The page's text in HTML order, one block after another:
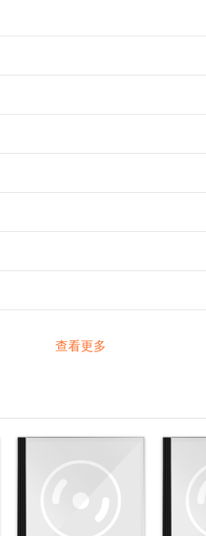
查看更多